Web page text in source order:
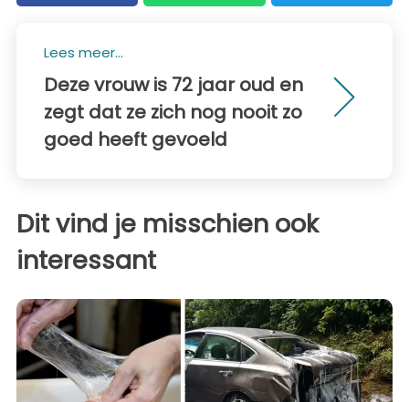
Lees meer...
Deze vrouw is 72 jaar oud en
zegt dat ze zich nog nooit zo
goed heeft gevoeld
Dit vind je misschien ook
interessant